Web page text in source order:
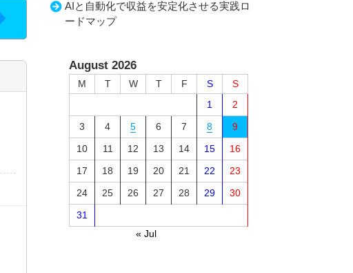
AIと自動化で収益を安定化させる実践ロ
ードマップ
August 2026
M T W T F S
S
1
2
3
4 5 6 7 8
9
10
11 12 13 14 15
16
17
18 19 20 21 22
23
24
25 26 27 28 29
30
31
« Jul